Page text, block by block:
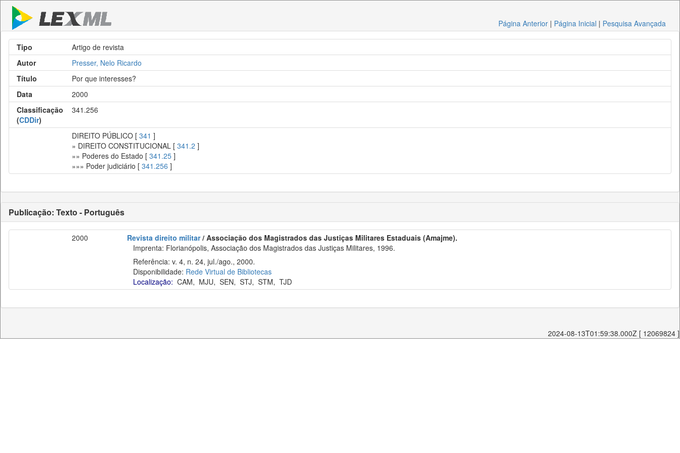
Página Anterior | Página Inicial | Pesquisa Avançada
Tipo
Artigo de revista
Autor
Presser, Nelo Ricardo
Título
Por que interesses?
Data
2000
Classificação
(CDDir)
341.256
DIREITO PÚBLICO [ 341 ]
» DIREITO CONSTITUCIONAL [ 341.2 ]
»» Poderes do Estado [ 341.25 ]
»»» Poder judiciário [ 341.256 ]
Publicação: Texto - Português
2000 Revista direito militar/ Associação dos Magistrados das Justiças Militares Estaduais (Amajme).
Imprenta: Florianópolis, Associação dos Magistrados das Justiças Militares, 1996.
Referência: v. 4, n. 24, jul./ago., 2000.
Disponibilidade: Rede Virtual de Bibliotecas
Localização: CAM, MJU, SEN, STJ, STM, TJD
2024-08-13T01:59:38.000Z [ 12069824 ]